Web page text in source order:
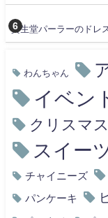
資生堂パーラーのドレ
わんちゃん
イベン
クリスマス
スイー
チャイニーズ
パンケーキ